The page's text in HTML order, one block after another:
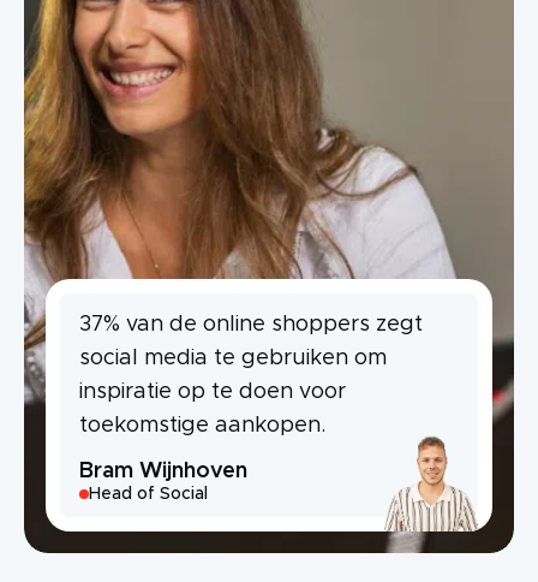
37% van de online shoppers zegt
social media te gebruiken om
inspiratie op te doen voor
toekomstige aankopen.
Bram Wijnhoven
Head of Social